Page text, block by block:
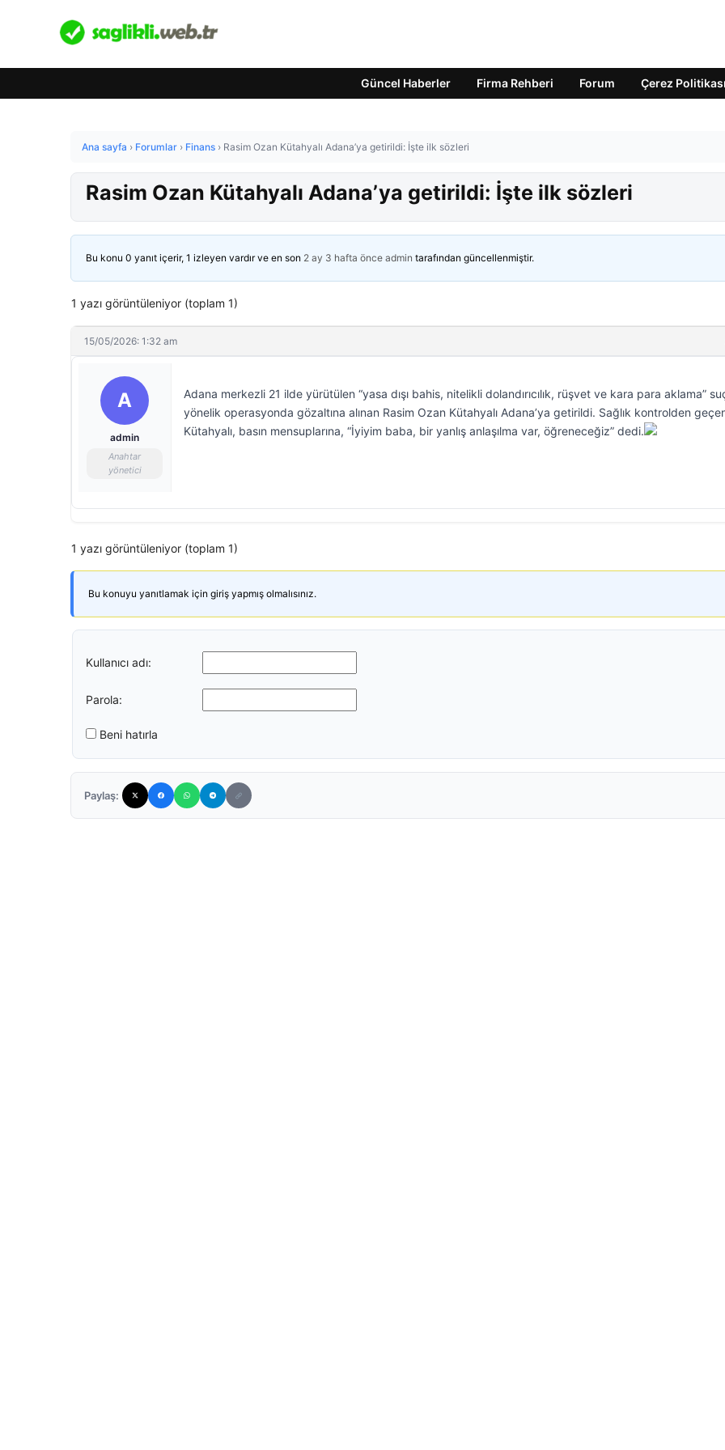
Güncel Haberler Firma Rehberi Forum Çerez Politikası
Ana sayfa › Forumlar › Finans › Rasim Ozan Kütahyalı Adana’ya getirildi: İşte ilk sözleri
Rasim Ozan Kütahyalı Adana’ya getirildi: İşte ilk sözleri
Bu konu 0 yanıt içerir, 1 izleyen vardır ve en son 2 ay 3 hafta önce admin tarafından güncellenmiştir.
1 yazı görüntüleniyor (toplam 1)
15/05/2026: 1:32 am
A
admin
Anahtar
yönetici
Adana merkezli 21 ilde yürütülen “yasa dışı bahis, nitelikli dolandırıcılık, rüşvet ve kara para aklama”
yönelik operasyonda gözaltına alınan Rasim Ozan Kütahyalı Adana’ya getirildi. Sağlık kontrolden
Kütahyalı, basın mensuplarına, “İyiyim baba, bir yanlış anlaşılma var, öğreneceğiz” dedi.
1 yazı görüntüleniyor (toplam 1)
Bu konuyu yanıtlamak için giriş yapmış olmalısınız.
Kullanıcı adı:
Parola:
Beni hatırla
Paylaş: